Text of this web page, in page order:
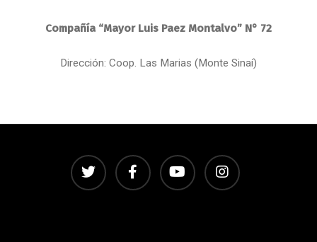
Compañía “Mayor Luis Paez Montalvo” N° 72
Dirección: Coop. Las Marias (Monte Sinaí)